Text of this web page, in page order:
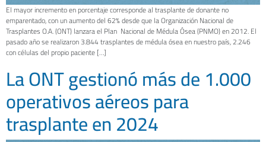
El mayor incremento en porcentaje corresponde al trasplante de donante no
emparentado, con un aumento del 62% desde que la Organización Nacional de
Trasplantes O.A. (ONT) lanzara el Plan Nacional de Médula Ósea (PNMO) en 2012. El
pasado año se realizaron 3.844 trasplantes de médula ósea en nuestro país, 2.246
con células del propio paciente […]
La ONT gestionó más de 1.000
operativos aéreos para
trasplante en 2024